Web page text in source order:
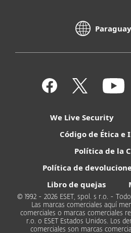
Paraguay
We Live Security
Código de Ética e
Política de la
Política de
Libro de quejas
© 1992 - 2026 ESET, spol. s r.o. -
Las marcas comerciales aquí
comerciales o marcas comerciales
r.o. o ESET Estados Unidos. Los
comerciales son marcas